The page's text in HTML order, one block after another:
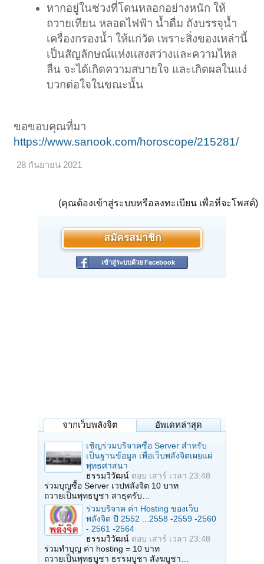
หากอยู่ในช่วงที่โดนหลอกอย่างหนัก ให้
ถวายเทียน หลอดไฟฟ้า น้ำดื่ม ถังบรรจุน้ำ
เครื่องกรองน้ำ ให้เเก่วัด เพราะสิ่งของเหล่านี้
เป็นสัญลักษณ์เเห่งเเสงสว่างและความไหล
ลื่น จะได้เกิดความสบายใจ และเกิดผลในเเง่
บวกต่อใจในขณะนั้น
ขอขอบคุณที่มา
https://www.sanook.com/horoscope/215281/
28 กันยายน 2021
(คุณต้องเข้าสู่ระบบหรือลงทะเบียน เพื่อที่จะโพสต์)
สมัครสมาชิก
เข้าสู่ระบบด้วย Facebook
จากเว็บพลังจิต อัพเดทล่าสุด
เชิญร่วมบริจาคซื้อ Server สำหรับ
เป็นฐานข้อมูล เพื่อเว็บพลังจิตเผยแผ่
พุทธศาสนา
ธรรมวิวัฒน์ ตอบ เสาร์ เวลา 23:48
ร่วมบุญซื้อ Server เวปพลังจิต 10 บาท
ถวายเป็นพุทธบูชา สาธุครับ…
ร่วมบริจาค ค่า Hosting ของเว็บ
พลังจิต ปี 2552 ...2558 -2559 -2560
- 2561 -2564
ธรรมวิวัฒน์ ตอบ เสาร์ เวลา 23:48
ร่วมทำบุญ ค่า hosting = 10 บาท
ถวายเป็นพุทธบูชา ธรรมบูชา สังฆบูชา…